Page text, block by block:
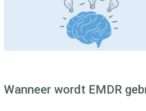
Wanneer wordt EMDR